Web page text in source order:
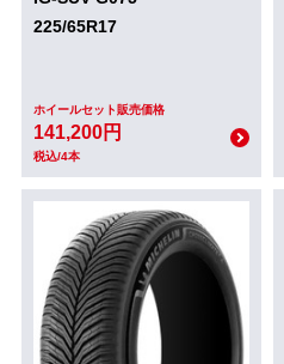
225/65R17
ホイールセット販売価格
141,200円
税込/4本